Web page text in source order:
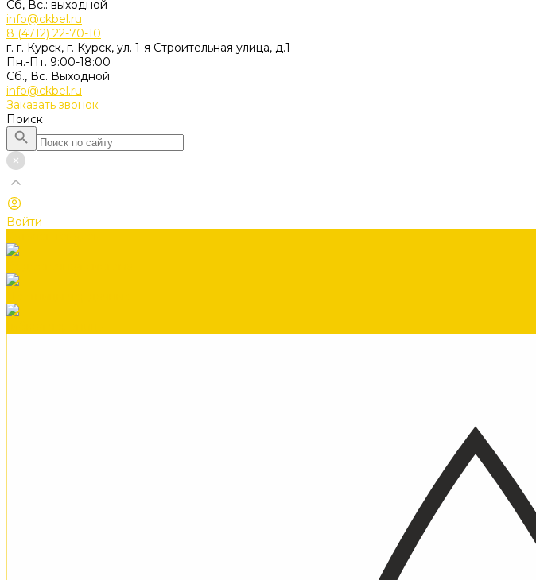
Сб, Вс.: выходной
info@ckbel.ru
8 (4712) 22-70-10
г. г. Курск, г. Курск, ул. 1-я Строительная улица, д.1
Пн.-Пт. 9:00-18:00
Сб., Вс. Выходной
info@ckbel.ru
Заказать звонок
Поиск
Войти